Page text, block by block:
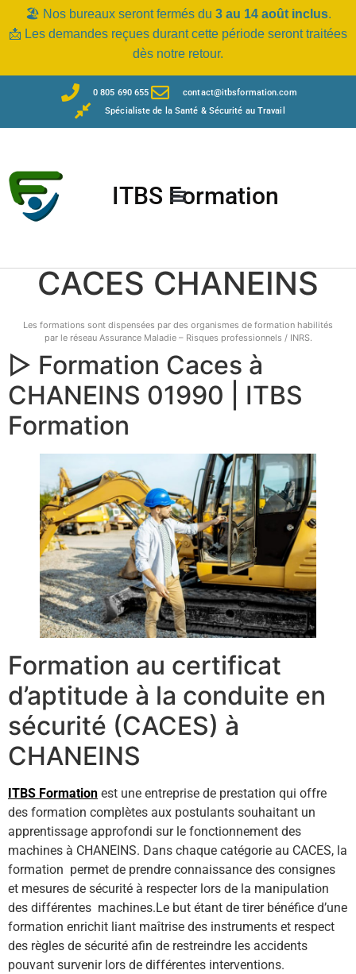
🏖️ Nos bureaux seront fermés du 3 au 14 août inclus.
📩 Les demandes reçues durant cette période seront traitées
dès notre retour.
0 805 690 655
contact@itbsformation.com
Spécialiste de la Santé & Sécurité au Travail
ITBS Formation
CACES CHANEINS
Les formations sont dispensées par des organismes de formation habilités
par le réseau Assurance Maladie – Risques professionnels / INRS.
▷ Formation Caces à
CHANEINS 01990 | ITBS
Formation
Formation au certificat
d’aptitude à la conduite en
sécurité (CACES) à
CHANEINS
ITBS Formation est une entreprise de prestation qui offre
des formation complètes aux postulants souhaitant un
apprentissage approfondi sur le fonctionnement des
machines à CHANEINS. Dans chaque catégorie au CACES, la
formation permet de prendre connaissance des consignes
et mesures de sécurité à respecter lors de la manipulation
des différentes machines.Le but étant de tirer bénéfice d’une
formation enrichit liant maîtrise des instruments et respect
des règles de sécurité afin de restreindre les accidents
pouvant survenir lors de différentes interventions.